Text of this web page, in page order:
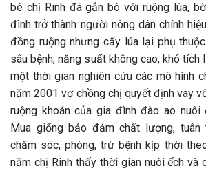
bé chị Rinh đã gắn bó với ruộng lúa,
đình trở thành người nông dân chính
đồng ruộng nhưng cấy lúa lại phụ
sâu bệnh, năng suất không cao, khó tích
một thời gian nghiên cứu các mô hình
năm 2001 vợ chồng chị quyết định vay
ruộng khoán của gia đình đào ao nuôi
Mua giống bảo đảm chất lượng,
chăm sóc, phòng, trừ bệnh kịp thời
năm chị Rinh thấy thời gian nuôi ếch và